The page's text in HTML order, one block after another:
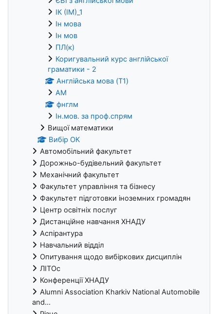
ІК (ІМ)_1
Ін мова
Ін мов
ПЛ(к)
Коригувальний курс англійської
граматики - 2
Англійська мова (T1)
AM
фнглм
Ін.мов. за проф.спрям
Вищої математики
Вибір ОК
Автомобільний факультет
Дорожньо-будівельний факультет
Механічний факультет
Факультет управління та бізнесу
Факультет підготовки іноземних громадян
Центр освітніх послуг
Дистанційне навчання ХНАДУ
Аспірантура
Навчальний відділ
Опитування щодо вибіркових дисциплін
ЛІТОс
Конференції ХНАДУ
Alumni Association Kharkiv National Automobile
and...